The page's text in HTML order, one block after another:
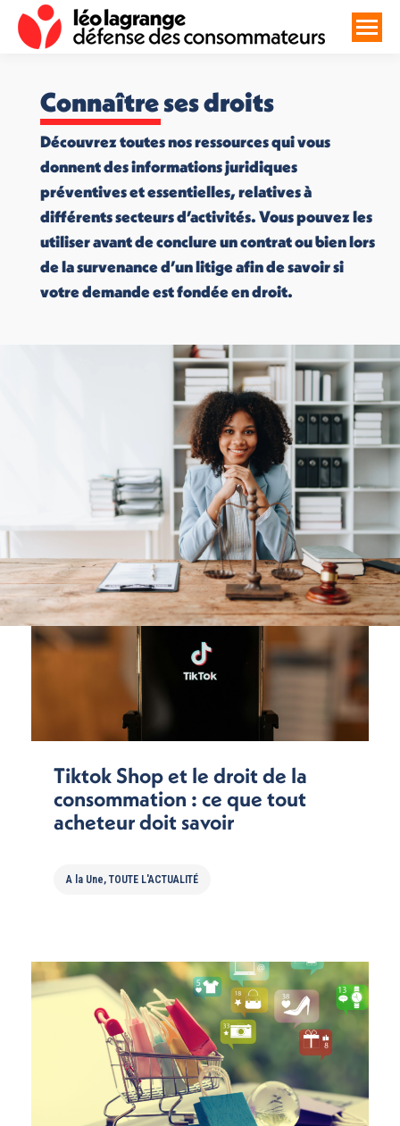
Connaître ses droits
Découvrez toutes nos ressources qui vous
donnent des informations juridiques
préventives et essentielles, relatives à
différents secteurs d’activités. Vous pouvez les
utiliser avant de conclure un contrat ou bien lors
de la survenance d’un litige afin de savoir si
votre demande est fondée en droit.
Tiktok Shop et le droit de la
consommation : ce que tout
acheteur doit savoir
A la Une,TOUTE L'ACTUALITÉ